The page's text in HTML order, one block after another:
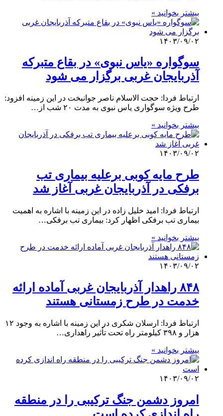
بیشتر بخوانید »
۱۴۰۳/۰۹/۰۲
سوگواره «یاس نبوی» در بقاع متبرکه
آذربایجان‌ غربی برگزار می شود
ارتباط فردا: حجت الاسلام ناصر جوانبخت در این زمینه افزود:
طرح ویژه سوگواری یاس نبوی به مدت ۲۰ شب از…
بیشتر بخوانید »
۱۴۰۳/۰۹/۰۲
طرح مایه کوبی برعلیه بیماری تب
برفکی در آذربایجان غربی آغاز شد
ارتباط فردا: امید خلیل زاده در این زمینه با اشاره به اهمیت
بیماری تب برفکی اظهار کرد: بیماری تب برفکی…
بیشتر بخوانید »
۱۴۰۳/۰۹/۰۲
۸۴۸ راهدار آذربایجان غربی آماده ارائه
خدمت در طرح زمستانی هستند
ارتباط فردا: ارسلان شکری در این زمینه با اشاره به وجود ۱۲
هزار و ۳۹۸ کیلومتر راه تحت تأثیر راهداری…
بیشتر بخوانید »
۱۴۰۳/۰۹/۰۲
امروز دشمن جنگ ترکیبی را در منطقه